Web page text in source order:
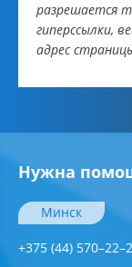
разрешается
гиперссылки,
адрес
Нужна
Минск
+375 (44)